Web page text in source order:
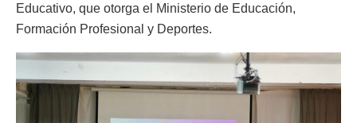
Educativo, que otorga el Ministerio de Educación,
Formación Profesional y Deportes.